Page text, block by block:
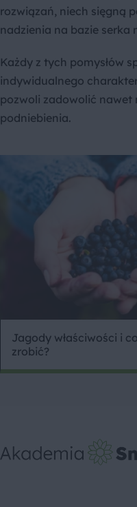
rozwiązań, niech sięgną
nadzienia na bazie serka
Każdy z tych pomysłów
indywidualnego
pozwoli zadowolić
podniebienia.
Jagody właściwości i
zrobić?